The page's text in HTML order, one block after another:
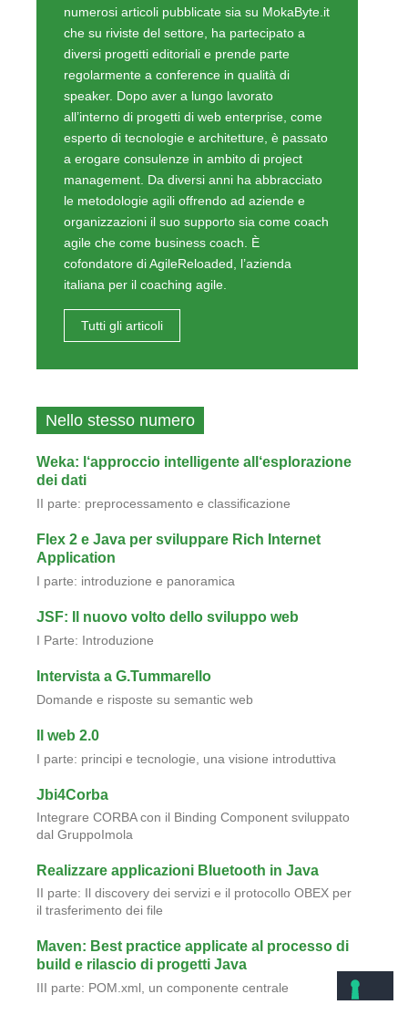
numerosi articoli pubblicate sia su MokaByte.it
che su riviste del settore, ha partecipato a
diversi progetti editoriali e prende parte
regolarmente a conference in qualità di
speaker. Dopo aver a lungo lavorato
all’interno di progetti di web enterprise, come
esperto di tecnologie e architetture, è passato
a erogare consulenze in ambito di project
management. Da diversi anni ha abbracciato
le metodologie agili offrendo ad aziende e
organizzazioni il suo supporto sia come coach
agile che come business coach. È
cofondatore di AgileReloaded, l’azienda
italiana per il coaching agile.
Tutti gli articoli
Nello stesso numero
Weka: l‘approccio intelligente all‘esplorazione
dei dati
II parte: preprocessamento e classificazione
Flex 2 e Java per sviluppare Rich Internet
Application
I parte: introduzione e panoramica
JSF: Il nuovo volto dello sviluppo web
I Parte: Introduzione
Intervista a G.Tummarello
Domande e risposte su semantic web
Il web 2.0
I parte: principi e tecnologie, una visione introduttiva
Jbi4Corba
Integrare CORBA con il Binding Component sviluppato
dal GruppoImola
Realizzare applicazioni Bluetooth in Java
II parte: Il discovery dei servizi e il protocollo OBEX per
il trasferimento dei file
Maven: Best practice applicate al processo di
build e rilascio di progetti Java
III parte: POM.xml, un componente centrale